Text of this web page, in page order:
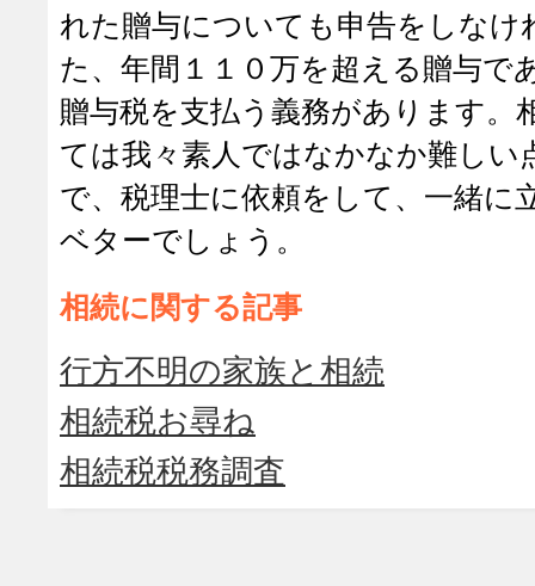
れた贈与についても申告をしなけ
た、年間１１０万を超える贈与で
贈与税を支払う義務があります。
ては我々素人ではなかなか難しい
で、税理士に依頼をして、一緒に
ベターでしょう。
相続に関する記事
行方不明の家族と相続
相続税お尋ね
相続税税務調査